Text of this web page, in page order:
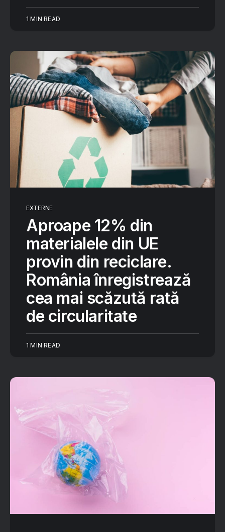
1 MIN READ
EXTERNE
Aproape 12% din
materialele din UE
provin din reciclare.
România înregistrează
cea mai scăzută rată
de circularitate
1 MIN READ